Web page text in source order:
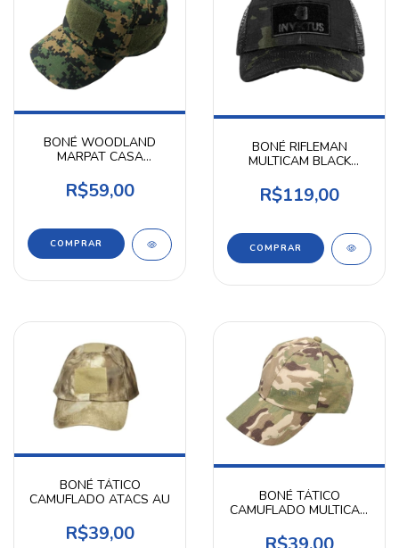
BONÉ WOODLAND
MARPAT CASA
R$59,00
BONÉ RIFLEMAN
MULTICAM BLACK
R$119,00
BONÉ TÁTICO
CAMUFLADO ATACS AU
R$39,00
BONÉ TÁTICO
CAMUFLADO MULTICAM